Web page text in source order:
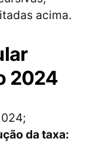
acima.
2024
da taxa: